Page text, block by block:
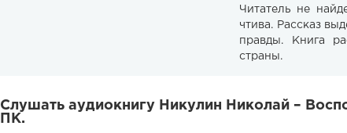
Читатель не
чтива. Рассказ
правды. Книга
страны.
Слушать аудиокнигу Никулин Николай –
ПК.